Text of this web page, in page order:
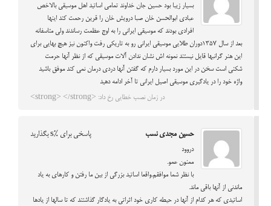
بسیار زیبا بود حسین جان خداوند تمامی اساتید اهل موسیقی بالاخص
عبادی ابوالحسن خان صبا درویش خان را قرین رحمت کند اینها
افرادی بودند که موسیقی ایرانی را به اوج عظمت رساندند ولی متاسفانه
بعد از سال 1357دوران طلایی موسیقی ایرانی رو به تاریکی رفت واکنون نیز هیچ بهایی برای
این هنر گرانبها قایل نیستند نمونه اش نشان ندادن آلات موسیقی که از نظر آنها حرمت
شکنی است سخن در این مورد بسیار دارم که گفتن آنها دردی درمان نمی کند موفق باشید
واژه خود را در یادگیری موسیقی اصیل ایرانی تا آخر ادامه دهید
در زمان نصب خطایی رخ داد: <strong> </strong>
حسین مجدی نسب پاسخی برای %s بگذارید
دروود
ممنون عمو.
با نظر شما موافقم.واقعا اساتید بزرگی از بین ما رفتن و کارهای به یاد
ماندنی از آنها باقی ماند.
اساتیدی که هر کدام از آنها در حیطه کاری خود اثراتی به یادگار گذاشتند که تا سالها از یادها